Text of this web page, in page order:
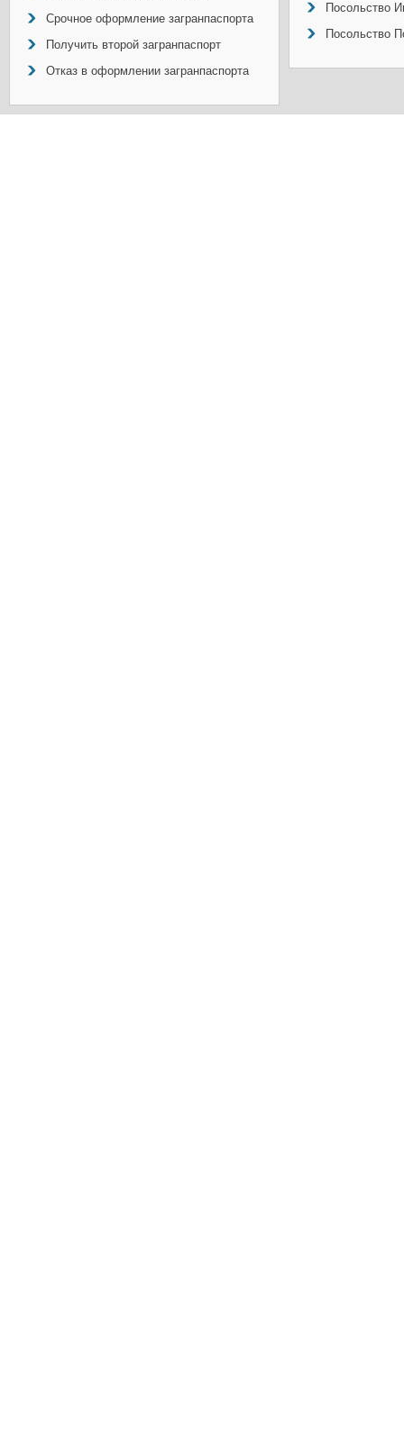
Срочное оформление загранпаспорта
Получить второй загранпаспорт
Отказ в оформлении загранпаспорта
Посольство
Посольство